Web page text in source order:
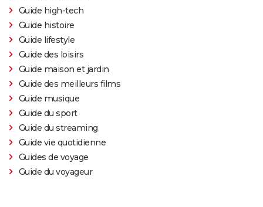
Guide high-tech
Guide histoire
Guide lifestyle
Guide des loisirs
Guide maison et jardin
Guide des meilleurs films
Guide musique
Guide du sport
Guide du streaming
Guide vie quotidienne
Guides de voyage
Guide du voyageur